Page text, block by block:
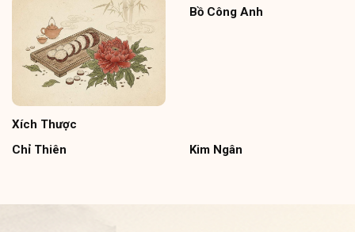
Xích Thược
Bồ Công Anh
Chỉ Thiên Kim Ngân